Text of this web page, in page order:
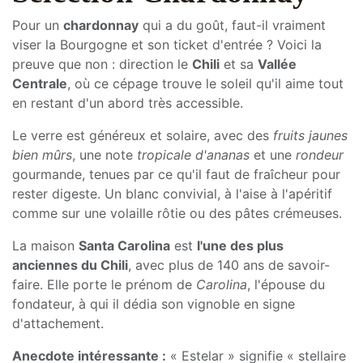
Domaine Santa Carolina -
Estelar Special Selection
Chardonnay